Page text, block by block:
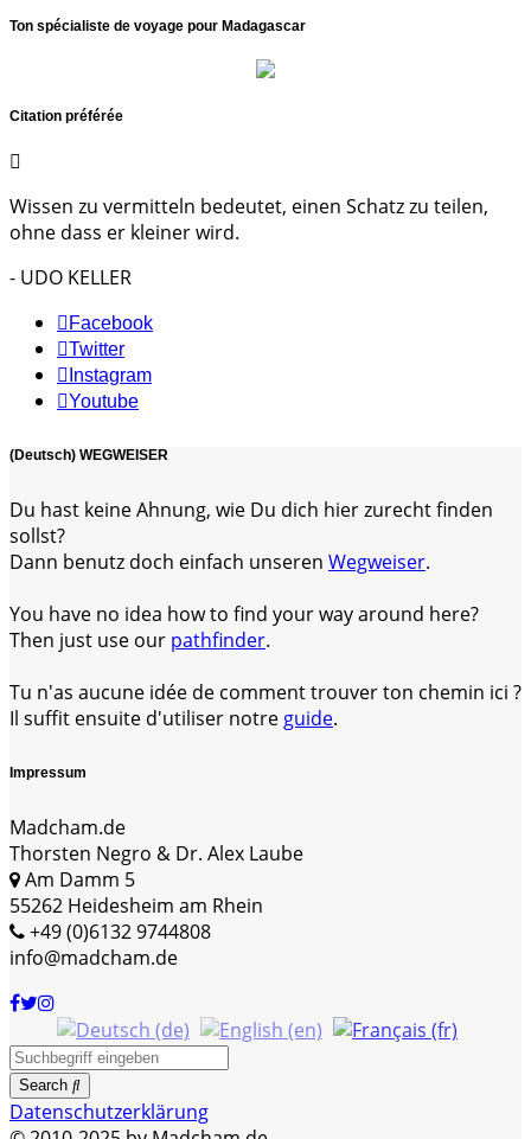
Ton spécialiste de voyage pour Madagascar
Citation préférée
Wissen zu vermitteln bedeutet, einen Schatz zu teilen,
ohne dass er kleiner wird.
- UDO KELLER
Facebook
Twitter
Instagram
Youtube
(Deutsch) WEGWEISER
Du hast keine Ahnung, wie Du dich hier zurecht finden
sollst?
Dann benutz doch einfach unseren Wegweiser.
You have no idea how to find your way around here?
Then just use our pathfinder.
Tu n'as aucune idée de comment trouver ton chemin ici ?
Il suffit ensuite d'utiliser notre guide.
Impressum
Madcham.de
Thorsten Negro & Dr. Alex Laube
Am Damm 5
55262 Heidesheim am Rhein
+49 (0)6132 9744808
info@madcham.de
Search
Datenschutzerklärung